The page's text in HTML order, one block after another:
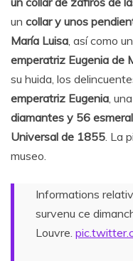
un collar y unos
María Luisa, así como un
emperatriz Eugenia de
su huida, los
emperatriz Eugenia,
diamantes y 56
Universal de 1855. La
museo.
Informations
survenu ce
Louvre.